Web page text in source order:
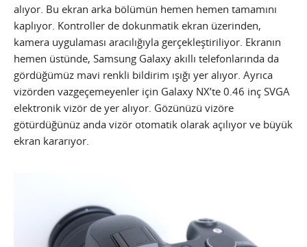
alıyor. Bu ekran arka bölümün hemen hemen tamamını
kaplıyor. Kontroller de dokunmatik ekran üzerinden,
kamera uygulaması aracılığıyla gerçekleştiriliyor. Ekranın
hemen üstünde, Samsung Galaxy akıllı telefonlarında da
gördüğümüz mavi renkli bildirim ışığı yer alıyor. Ayrıca
vizörden vazgeçemeyenler için Galaxy NX’te 0.46 inç SVGA
elektronik vizör de yer alıyor. Gözünüzü vizöre
götürdüğünüz anda vizör otomatik olarak açılıyor ve büyük
ekran kararıyor.